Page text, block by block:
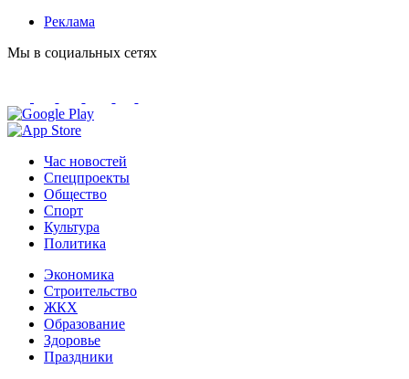
Реклама
Мы в социальных сетях
Час новостей
Спецпроекты
Общество
Спорт
Культура
Политика
Экономика
Строительство
ЖКХ
Образование
Здоровье
Праздники